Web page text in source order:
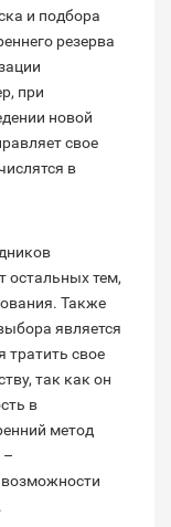
и подбора
резерва
при
новой
свое
в
остальных тем,
Также
является
тратить свое
так как он
в
метод
–
возможности